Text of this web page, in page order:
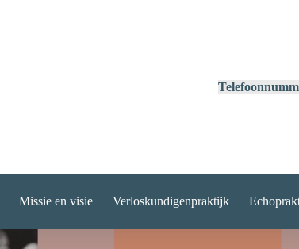
Missie en visie Verloskundigenpraktijk